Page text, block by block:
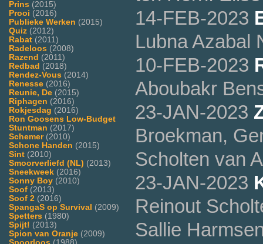
Prins (2015)
Prooi (2016)
Publieke Werken (2015)
Quiz (2012)
Rabat (2011)
Radeloos (2008)
Razend (2011)
Redbad (2018)
Rendez-Vous (2014)
Renesse (2016)
Reunie, De (2015)
Riphagen (2016)
Rokjesdag (2016)
Ron Goosens Low-Budget
Stuntman (2017)
Schemer(2010)
Schone Handen (2015)
Sint (2010)
Smoorverliefd (NL) (2013)
Sneekweek (2016)
Sonny Boy (2010)
Soof (2013)
Soof 2 (2016)
SpangaS op Survival (2009)
Spetters (1980)
Spijt! (2013)
Spion van Oranje (2009)
14-FEB-2023
Lubna Azabal
10-FEB-2023
Aboubakr
23-JAN-2023
Broekman,
Scholten van
23-JAN-2023
Reinout
Sallie